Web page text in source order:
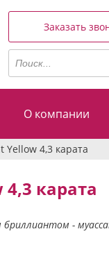
Заказать
О компании
4,3 карата
карата
-